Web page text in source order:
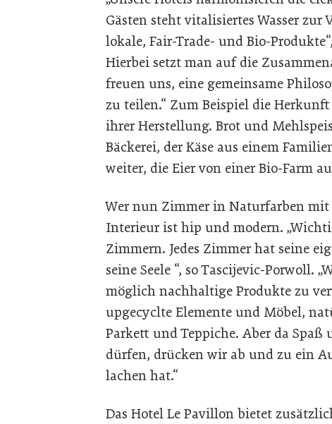
Gästen steht vitalisiertes Wasser
lokale, Fair-Trade- und Bio-
Hierbei setzt man auf die
freuen uns, eine gemeinsame
zu teilen.“ Zum Beispiel die
ihrer Herstellung. Brot und
Bäckerei, der Käse aus einem
weiter, die Eier von einer Bio-Farm
Wer nun Zimmer in Naturfarben
Interieur ist hip und modern.
Zimmern. Jedes Zimmer hat seine
seine Seele “, so Tascijevic-Porwoll.
möglich nachhaltige Produkte zu
upgecyclte Elemente und Möbel,
Parkett und Teppiche. Aber da
dürfen, drücken wir ab und zu ein
lachen hat.“
Das Hotel Le Pavillon bietet